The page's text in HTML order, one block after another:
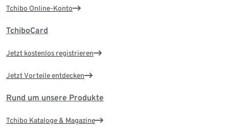
Tchibo Online-Konto
TchiboCard
Jetzt kostenlos registrieren
Jetzt Vorteile entdecken
Rund um unsere Produkte
Tchibo Kataloge & Magazine